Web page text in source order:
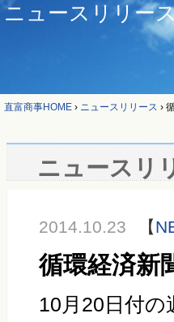
ニュースリリー
直富商事HOME › ニュースリリース ›
ニュースリ
2014.10.23 【
循環経済新
10月20日付の